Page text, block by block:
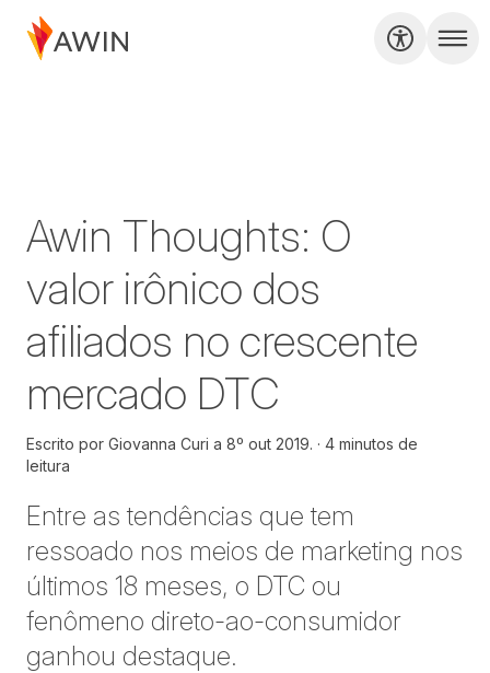
Awin Thoughts: O
valor irônico dos
afiliados no crescente
mercado DTC
Escrito por Giovanna Curi a 8º out 2019.
4 minutos de
leitura
Entre as tendências que tem
ressoado nos meios de marketing nos
últimos 18 meses, o DTC ou
fenômeno direto-ao-consumidor
ganhou destaque.